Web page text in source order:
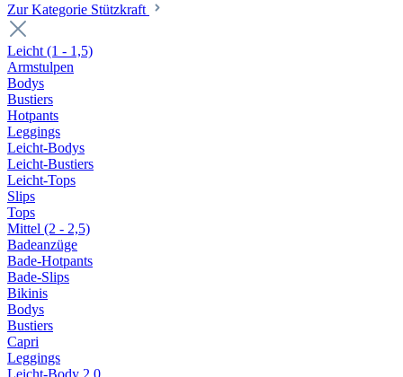
Zur Kategorie Stützkraft
Leicht (1 - 1,5)
Armstulpen
Bodys
Bustiers
Hotpants
Leggings
Leicht-Bodys
Leicht-Bustiers
Leicht-Tops
Slips
Tops
Mittel (2 - 2,5)
Badeanzüge
Bade-Hotpants
Bade-Slips
Bikinis
Bodys
Bustiers
Capri
Leggings
Leicht-Body 2.0